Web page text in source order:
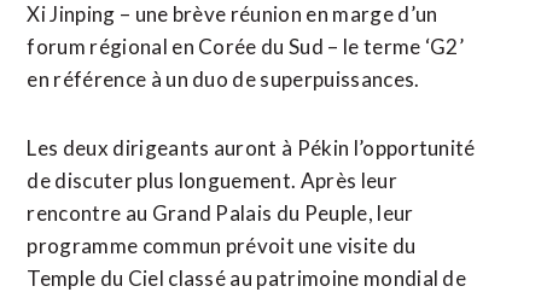
Xi Jinping – une brève réunion en marge d’un
forum régional en Corée du Sud – le terme ‘G2’
en référence à un duo de superpuissances.
Les deux dirigeants auront à Pékin l’opportunité
de discuter plus longuement. Après leur
rencontre au Grand Palais du Peuple, leur
programme commun prévoit une visite du
Temple du Ciel classé au patrimoine mondial de